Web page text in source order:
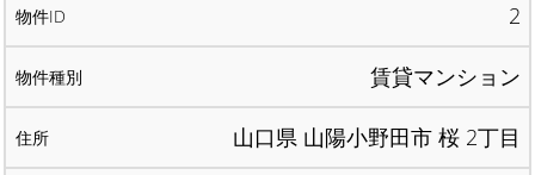
2
賃貸マンション
山口県 山陽小野田市 桜 2丁目